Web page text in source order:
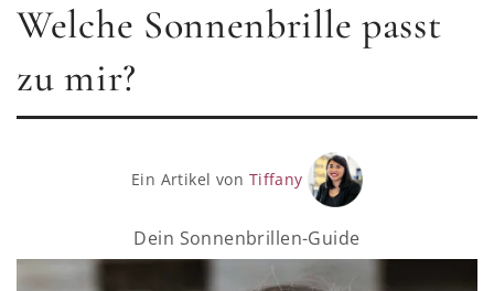
Welche Sonnenbrille passt
zu mir?
Ein Artikel von Tiffany
Dein Sonnenbrillen-Guide